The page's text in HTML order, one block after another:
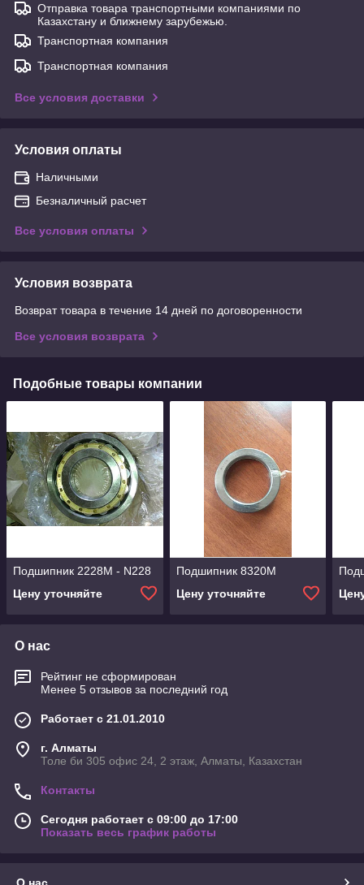
Отправка товара транспортными компаниями по
Казахстану и ближнему зарубежью.
Транспортная компания
Транспортная компания
Все условия доставки
Условия оплаты
Наличными
Безналичный расчет
Все условия оплаты
Условия возврата
Возврат товара в течение 14 дней по договоренности
Все условия возврата
Подобные товары компании
Подшипник 2228М - N228
Цену уточняйте
Подшипник 8320М
Цену уточняйте
О нас
Рейтинг не сформирован
Менее 5 отзывов за последний год
Работает с 21.01.2010
г. Алматы
Толе би 305 офис 24, 2 этаж, Алматы, Казахстан
Контакты
Сегодня работает с 09:00 до 17:00
Показать весь график работы